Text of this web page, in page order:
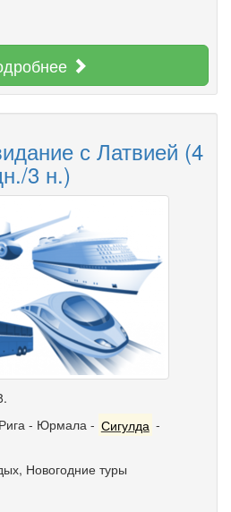
с Латвией (4
3 н.)
Рига - Юрмала - Сигулда -
, Новогодние туры